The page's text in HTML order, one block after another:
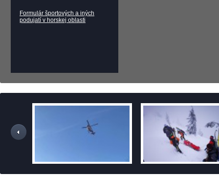
Formulár športových a iných
podujatí v horskej oblasti